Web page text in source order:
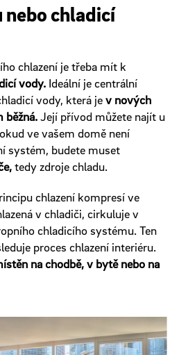
chladicí
chlazení je třeba mít k
vody. Ideální je centrální
vody, která jev nových
běžná.Její přívod můžete najít u
ve vašem domě není
systém, budete muset
tedy zdroje chladu.
chlazení kompresí ve
v chladiči, cirkuluje v
chladicího systému. Ten
proces chlazení interiéru.
na chodbě, v bytě nebo na